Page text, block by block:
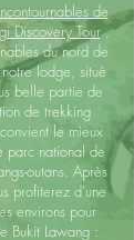
de
Discovery Tour,
du nord de
lodge, situé
belle partie de
de trekking
le mieux
parc national de
outans. Après
profiterez d'une
environs pour
Bukit Lawang :